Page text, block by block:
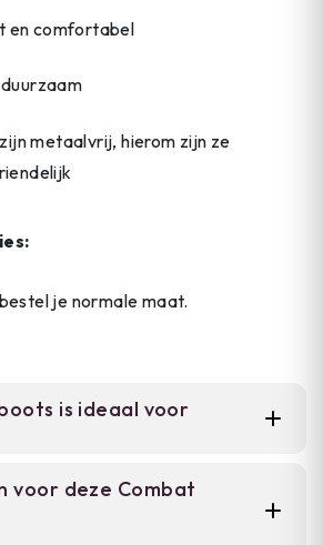
en comfortabel
metaalvrij, hierom zijn ze
je normale maat.
is ideaal voor
wandelaars en wie natte
niet schuwen. Deze boots
voor deze Combat